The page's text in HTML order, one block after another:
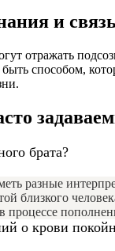
и
отражать
способом,
брата?
разные
близкого
о крови